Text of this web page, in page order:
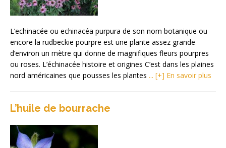
L’echinacée ou echinacéa purpura de son nom botanique ou
encore la rudbeckie pourpre est une plante assez grande
d’environ un mètre qui donne de magnifiques fleurs pourpres
ou roses. L’échinacée histoire et origines C’est dans les plaines
nord américaines que pousses les plantes ... [+] En savoir plus
L’huile de bourrache